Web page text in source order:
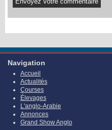
Navigation
Accueil
Actualités
Courses
Élevages
L'anglo-Arabie
Annonces
Grand Show Anglo